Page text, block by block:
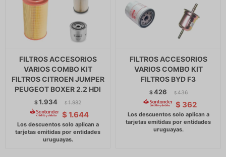
FILTROS ACCESORIOS
VARIOS COMBO KIT
FILTROS CITROEN JUMPER
PEUGEOT BOXER 2.2 HDI
$1.934 $ 1.982
$ 1.644
FILTROS ACCESORIOS
VARIOS COMBO KIT
FILTROS BYD F3
$426 $ 436
$ 362